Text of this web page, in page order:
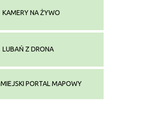
KAMERY NA ŻYWO
LUBAŃ Z DRONA
MIEJSKI PORTAL MAPOWY